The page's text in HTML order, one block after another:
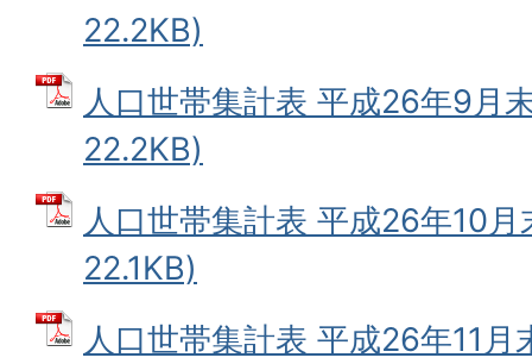
22.2KB)
人口世帯集計表 平成26年9月
22.2KB)
人口世帯集計表 平成26年10
22.1KB)
人口世帯集計表 平成26年11